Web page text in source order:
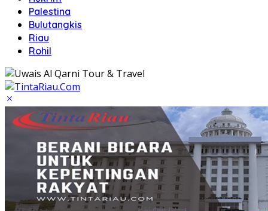
Palestina
Bulutangkis
Riau
Rohil